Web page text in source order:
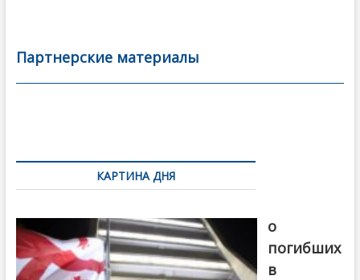
b
o
er l
а
в
Партнерские материалы
по
записямКАРТИНА ДНЯ
о
погибших
в